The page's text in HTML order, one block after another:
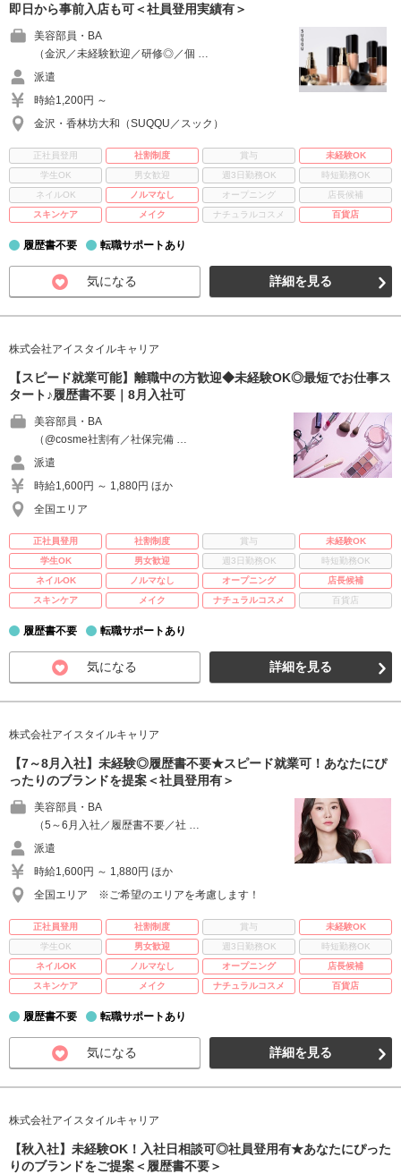
即日から事前入店も可＜社員登用実績有＞
美容部員・BA
（金沢／未経験歓迎／研修◎／個 …
派遣
時給1,200円 ～
金沢・香林坊大和（SUQQU／スック）
正社員登用 社割制度 賞与
未経験OK
学生OK
男女歓迎 週3日勤務OK
時短勤務OK
ネイルOK
ノルマなし オープニング
店長候補
スキンケア
メイク ナチュラルコスメ 百貨店
履歴書不要 転職サポートあり
気になる 詳細を見る
株式会社アイスタイルキャリア
【スピード就業可能】離職中の方歓迎◆未経験OK◎最短でお仕事ス
タート♪履歴書不要｜8月入社可
美容部員・BA
（@cosme社割有／社保完備 …
派遣
時給1,600円 ～ 1,880円 ほか
全国エリア
正社員登用 社割制度 賞与
未経験OK
学生OK
男女歓迎 週3日勤務OK
時短勤務OK
ネイルOK
ノルマなし オープニング
店長候補
スキンケア
メイク ナチュラルコスメ 百貨店
履歴書不要 転職サポートあり
気になる 詳細を見る
株式会社アイスタイルキャリア
【7～8月入社】未経験◎履歴書不要★スピード就業可！あなたにぴ
ったりのブランドを提案＜社員登用有＞
美容部員・BA
（5～6月入社／履歴書不要／社 …
派遣
時給1,600円 ～ 1,880円 ほか
全国エリア ※ご希望のエリアを考慮します！
正社員登用 社割制度 賞与
未経験OK
学生OK
男女歓迎 週3日勤務OK
時短勤務OK
ネイルOK
ノルマなし オープニング
店長候補
スキンケア
メイク ナチュラルコスメ 百貨店
履歴書不要 転職サポートあり
気になる 詳細を見る
株式会社アイスタイルキャリア
【秋入社】未経験OK！入社日相談可◎社員登用有★あなたにぴった
りのブランドをご提案＜履歴書不要＞